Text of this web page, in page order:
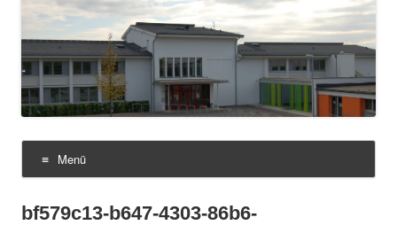
Menü
springen
bf579c13-b647-4303-86b6-